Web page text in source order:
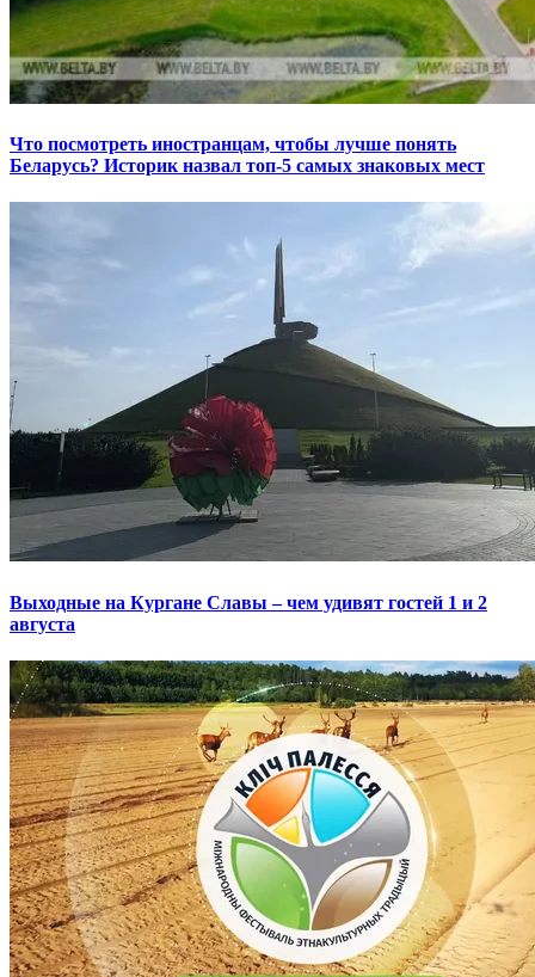
Что посмотреть иностранцам, чтобы лучше понять
Беларусь? Историк назвал топ-5 самых знаковых мест
Выходные на Кургане Славы – чем удивят гостей 1 и 2
августа